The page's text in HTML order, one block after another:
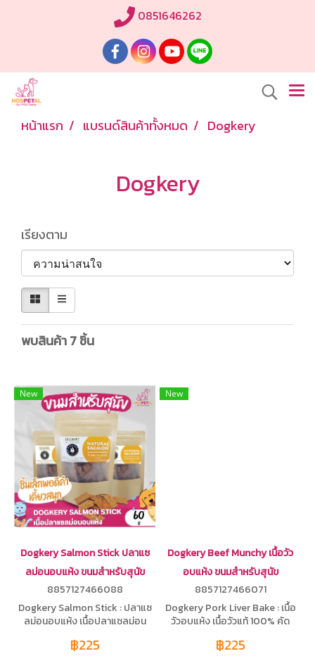
0851646262
หน้าแรก แบรนด์สินค้าทั้งหมด Dogkery
Dogkery
เรียงตาม
พบสินค้า 7 ชิ้น
New
Dogkery Salmon Stick ปลาแซ
ลม่อนอบแห้ง ขนมสำหรับสุนัข
8857127466088
Dogkery Salmon Stick : ปลาแซ
ลม่อนอบแห้ง เนื้อปลาแซลม่อน
สามารถเก็บได้นาน
฿225
New
Dogkery Beef Munchy เนื้อวัว
อบแห้ง ขนมสำหรับสุนัข
8857127466071
Dogkery Pork Liver Bake : เนื้อ
วัวอบแห้ง เนื้อวัวแท้ 100% คัด
สามารถเก็บได้นาน
฿225